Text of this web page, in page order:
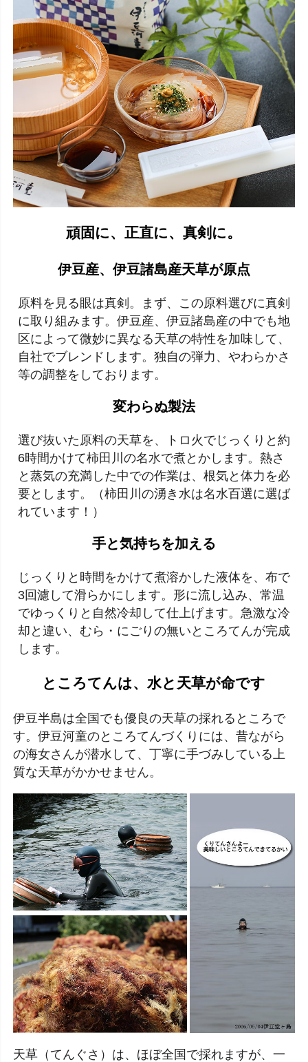
頑固に、正直に、真剣に。
伊豆産、伊豆諸島産天草が原点
原料を見る眼は真剣。まず、この原料選びに真剣
に取り組みます。伊豆産、伊豆諸島産の中でも地
区によって微妙に異なる天草の特性を加味して、
自社でブレンドします。独自の弾力、やわらかさ
等の調整をしております。
変わらぬ製法
選び抜いた原料の天草を、トロ火でじっくりと約
6時間かけて柿田川の名水で煮とかします。熱さ
と蒸気の充満した中での作業は、根気と体力を必
要とします。（柿田川の湧き水は名水百選に選ば
れています！）
手と気持ちを加える
じっくりと時間をかけて煮溶かした液体を、布で
3回濾して滑らかにします。形に流し込み、常温
でゆっくりと自然冷却して仕上げます。急激な冷
却と違い、むら・にごりの無いところてんが完成
します。
ところてんは、水と天草が命です
伊豆半島は全国でも優良の天草の採れるところで
す。伊豆河童のところてんづくりには、昔ながら
の海女さんが潜水して、丁寧に手づみしている上
質な天草がかかせません。
天草（てんぐさ）は、ほぼ全国で採れますが、一